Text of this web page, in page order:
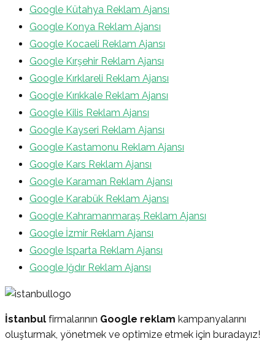
Google Kütahya Reklam Ajansı
Google Konya Reklam Ajansı
Google Kocaeli Reklam Ajansı
Google Kırşehir Reklam Ajansı
Google Kırklareli Reklam Ajansı
Google Kırıkkale Reklam Ajansı
Google Kilis Reklam Ajansı
Google Kayseri Reklam Ajansı
Google Kastamonu Reklam Ajansı
Google Kars Reklam Ajansı
Google Karaman Reklam Ajansı
Google Karabük Reklam Ajansı
Google Kahramanmaraş Reklam Ajansı
Google İzmir Reklam Ajansı
Google Isparta Reklam Ajansı
Google Iğdır Reklam Ajansı
İstanbul firmalarının Google reklam kampanyalarını
oluşturmak, yönetmek ve optimize etmek için buradayız!